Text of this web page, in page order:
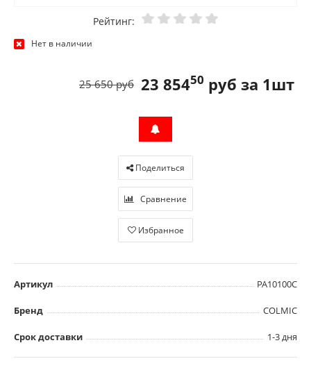
Рейтинг:
Нет в наличии
23 85450 руб за 1шт
25 650 руб
Поделиться
Сравнение
Избранное
Артикул PA10100C
Бренд COLMIC
Срок доставки 1-3 дня